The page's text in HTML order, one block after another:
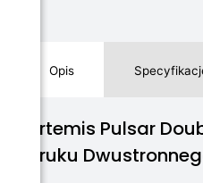
Opis
Artemis Pulsar
Druku